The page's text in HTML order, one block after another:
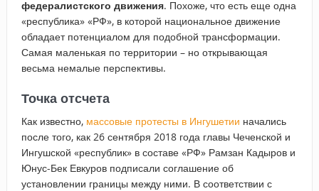
федералистского движения. Похоже, что есть еще одна
«республика» «РФ», в которой национальное движение
обладает потенциалом для подобной трансформации.
Самая маленькая по территории – но открывающая
весьма немалые перспективы.
Точка отсчета
Как известно, массовые протесты в Ингушетии начались
после того, как 26 сентября 2018 года главы Чеченской и
Ингушской «республик» в составе «РФ» Рамзан Кадыров и
Юнус-Бек Евкуров подписали соглашение об
установлении границы между ними. В соответствии с